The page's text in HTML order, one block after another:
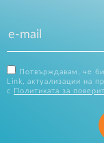
Потвърждавам, че
Link, актуализации на
с
Политиката за